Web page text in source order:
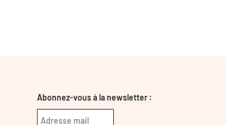
Abonnez-vous à la newsletter :